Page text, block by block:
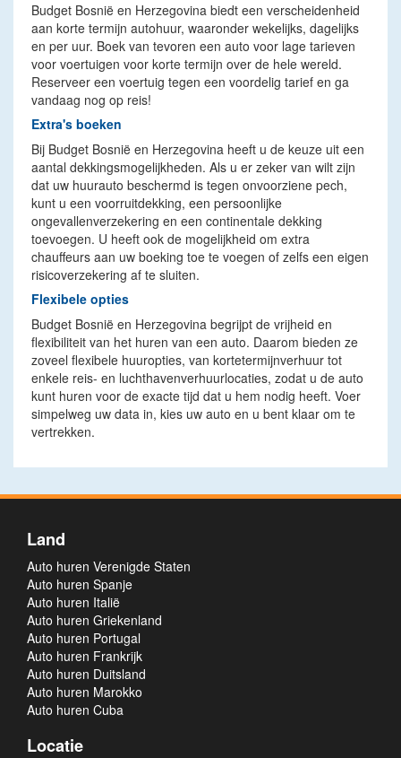
Budget Bosnië en Herzegovina biedt een verscheidenheid
aan korte termijn autohuur, waaronder wekelijks, dagelijks
en per uur. Boek van tevoren een auto voor lage tarieven
voor voertuigen voor korte termijn over de hele wereld.
Reserveer een voertuig tegen een voordelig tarief en ga
vandaag nog op reis!
Extra's boeken
Bij Budget Bosnië en Herzegovina heeft u de keuze uit een
aantal dekkingsmogelijkheden. Als u er zeker van wilt zijn
dat uw huurauto beschermd is tegen onvoorziene pech,
kunt u een voorruitdekking, een persoonlijke
ongevallenverzekering en een continentale dekking
toevoegen. U heeft ook de mogelijkheid om extra
chauffeurs aan uw boeking toe te voegen of zelfs een eigen
risicoverzekering af te sluiten.
Flexibele opties
Budget Bosnië en Herzegovina begrijpt de vrijheid en
flexibiliteit van het huren van een auto. Daarom bieden ze
zoveel flexibele huuropties, van kortetermijnverhuur tot
enkele reis- en luchthavenverhuurlocaties, zodat u de auto
kunt huren voor de exacte tijd dat u hem nodig heeft. Voer
simpelweg uw data in, kies uw auto en u bent klaar om te
vertrekken.
Land
Auto huren Verenigde Staten
Auto huren Spanje
Auto huren Italië
Auto huren Griekenland
Auto huren Portugal
Auto huren Frankrijk
Auto huren Duitsland
Auto huren Marokko
Auto huren Cuba
Locatie